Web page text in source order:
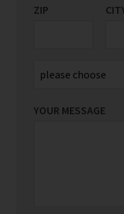
ZIP
YOUR MESSAGE